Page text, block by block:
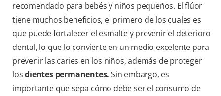
recomendado para bebés y niños pequeños. El flúor
tiene muchos beneficios, el primero de los cuales es
que puede fortalecer el esmalte y prevenir el deterioro
dental, lo que lo convierte en un medio excelente para
prevenir las caries en los niños, además de proteger
losdientes permanentes. Sin embargo, es
importante que sepa cómo debe ser el consumo de